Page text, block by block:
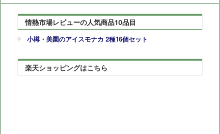
情熱市場レビューの人気商品10品目
小樽・美園のアイスモナカ 2種16個セット
楽天ショッピングはこちら